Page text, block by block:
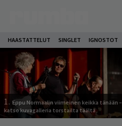
HAASTATTELUT SINGLET IGNOSTOT
1. Eppu Normaalin viimeinen keikka tänään –
katso kuvagalleria torstailta täältä